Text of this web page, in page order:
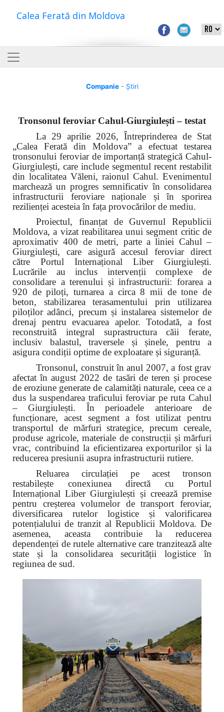
Calea Ferată din Moldova
Companie- Știri
Tronsonul feroviar Cahul-Giurgiulești – testat
La 29 aprilie 2026, Întreprinderea de Stat
„Calea Ferată din Moldova” a efectuat testarea
tronsonului feroviar de importanță strategică Cahul-
Giurgiulești, care include segmentul recent restabilit
din localitatea Văleni, raionul Cahul. Evenimentul
marchează un progres semnificativ în consolidarea
infrastructurii feroviare naționale și în sporirea
rezilienței acesteia în fața provocărilor de mediu.
Proiectul, finanțat de Guvernul Republicii
Moldova, a vizat reabilitarea unui segment critic de
aproximativ 400 de metri, parte a liniei Cahul –
Giurgiulești, care asigură accesul feroviar direct
către Portul Internațional Liber Giurgiulești.
Lucrările au inclus intervenții complexe de
consolidare a terenului și infrastructurii: forarea a
920 de piloți, turnarea a circa 8 mii de tone de
beton, stabilizarea terasamentului prin utilizarea
piloților adânci, precum și instalarea sistemelor de
drenaj pentru evacuarea apelor. Totodată, a fost
reconstruită integral suprastructura căii ferate,
inclusiv balastul, traversele și șinele, pentru a
asigura condiții optime de exploatare și siguranță.
Tronsonul, construit în anul 2007, a fost grav
afectat în august 2022 de tasări de teren și procese
de eroziune generate de calamități naturale, ceea ce a
dus la suspendarea traficului feroviar pe ruta Cahul
– Giurgiulești. În perioadele anterioare de
funcționare, acest segment a fost utilizat pentru
transportul de mărfuri strategice, precum cereale,
produse agricole, materiale de construcții și mărfuri
vrac, contribuind la eficientizarea exporturilor și la
reducerea presiunii asupra infrastructurii rutiere.
Reluarea circulației pe acest tronson
restabilește conexiunea directă cu Portul
Internațional Liber Giurgiulești și creează premise
pentru creșterea volumelor de transport feroviar,
diversificarea rutelor logistice și valorificarea
potențialului de tranzit al Republicii Moldova. De
asemenea, aceasta contribuie la reducerea
dependenței de rutele alternative care tranzitează alte
state și la consolidarea securității logistice în
regiunea de sud.